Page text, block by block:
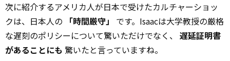
次に紹介するアメリカ人が日本で受けたカルチャーショッ
クは、日本人の
「時間厳守」
です。Isaacは大学教授の厳格
な遅刻のポリシーについて驚いただけでなく、 遅延証明書
があることにも 驚いたと言っていますね。